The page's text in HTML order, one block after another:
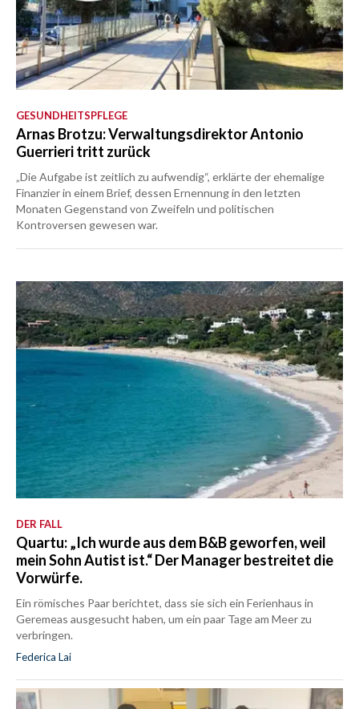
GESUNDHEITSPFLEGE
Arnas Brotzu: Verwaltungsdirektor Antonio
Guerrieri tritt zurück
„Die Aufgabe ist zeitlich zu aufwendig“, erklärte der ehemalige
Finanzier in einem Brief, dessen Ernennung in den letzten
Monaten Gegenstand von Zweifeln und politischen
Kontroversen gewesen war.
DER FALL
Quartu: „Ich wurde aus dem B&B geworfen, weil
mein Sohn Autist ist.“ Der Manager bestreitet die
Vorwürfe.
Ein römisches Paar berichtet, dass sie sich ein Ferienhaus in
Geremeas ausgesucht haben, um ein paar Tage am Meer zu
verbringen.
Federica Lai